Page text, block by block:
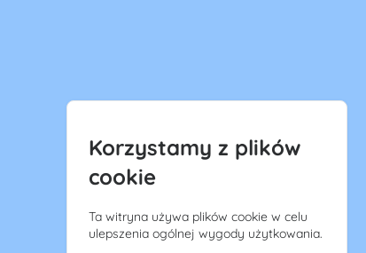
Korzystamy z plików
cookie
Ta witryna używa plików cookie w celu
ulepszenia ogólnej wygody użytkowania.